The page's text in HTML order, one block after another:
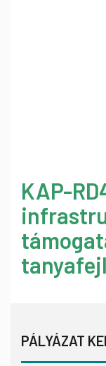
KAP-
PÁLYÁZAT